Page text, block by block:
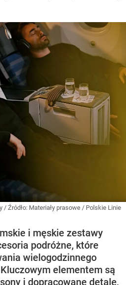
/ Źródło: Materiały prasowe / Polskie Linie
i męskie zestawy
podróżne, które
wielogodzinnego
elementem są
i dopracowane detale,